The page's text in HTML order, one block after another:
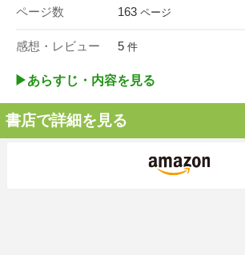
ページ数 163 ページ
感想・レビュー 5 件
▶︎あらすじ・内容を見る
書店で詳細を見る